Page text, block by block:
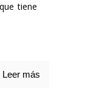
tiene
Leer más